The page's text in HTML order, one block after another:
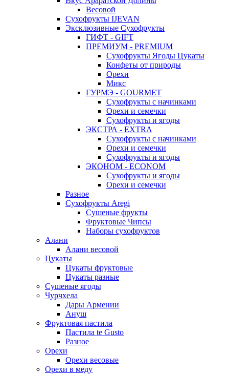
Весовой
Сухофрукты IJEVAN
Эксклюзивные Сухофрукты
ГИФТ - GIFT
ПРЕМИУМ - PREMIUM
Сухофрукты Ягоды Цукаты
Конфеты от природы
Орехи
Микс
ГУРМЭ - GOURMET
Сухофрукты с начинками
Орехи и семечки
Сухофрукты и ягоды
ЭКСТРА - EXTRA
Сухофрукты с начинками
Орехи и семечки
Сухофрукты и ягоды
ЭКОНОМ - ECONOM
Сухофрукты и ягоды
Орехи и семечки
Разное
Сухофрукты Aregi
Сушеные фрукты
Фруктовые Чипсы
Наборы сухофруктов
Алани
Алани весовой
Цукаты
Цукаты фруктовые
Цукаты разные
Сушеные ягоды
Чурчхела
Дары Армении
Ануш
Фруктовая пастила
Пастила te Gusto
Разное
Орехи
Орехи весовые
Орехи в меду